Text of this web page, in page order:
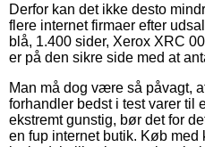
Derfor kan det ikke desto
flere internet firmaer efter
blå, 1.400 sider, Xerox XRC
er på den sikre side med at
Man må dog være så påvagt,
forhandler bedst i test varer til
ekstremt gunstig, bør det for
en fup internet butik. Køb